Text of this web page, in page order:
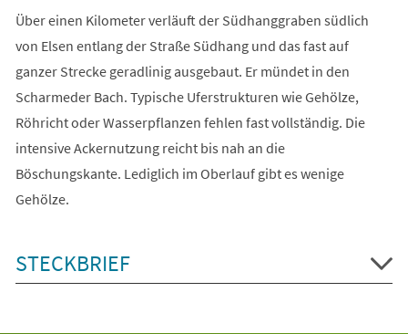
Über einen Kilometer verläuft der Südhanggraben südlich
von Elsen entlang der Straße Südhang und das fast auf
ganzer Strecke geradlinig ausgebaut. Er mündet in den
Scharmeder Bach. Typische Uferstrukturen wie Gehölze,
Röhricht oder Wasserpflanzen fehlen fast vollständig. Die
intensive Ackernutzung reicht bis nah an die
Böschungskante. Lediglich im Oberlauf gibt es wenige
Gehölze.
STECKBRIEF